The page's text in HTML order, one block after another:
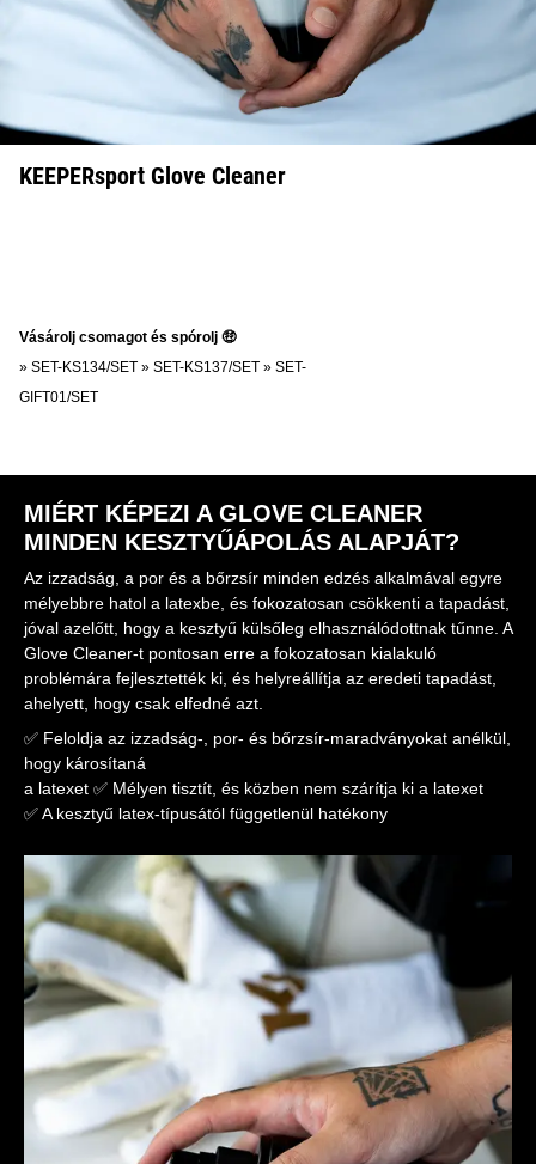
KEEPERsport Glove Cleaner
Vásárolj csomagot és spórolj 🤑
» SET-KS134/SET » SET-KS137/SET » SET-
GIFT01/SET
MIÉRT KÉPEZI A GLOVE CLEANER
MINDEN KESZTYŰÁPOLÁS ALAPJÁT?
Az izzadság, a por és a bőrzsír minden edzés alkalmával egyre
mélyebbre hatol a latexbe, és fokozatosan csökkenti a tapadást,
jóval azelőtt, hogy a kesztyű külsőleg elhasználódottnak tűnne. A
Glove Cleaner-t pontosan erre a fokozatosan kialakuló
problémára fejlesztették ki, és helyreállítja az eredeti tapadást,
ahelyett, hogy csak elfedné azt.
✅ Feloldja az izzadság-, por- és bőrzsír-maradványokat anélkül,
hogy károsítaná
a latexet ✅ Mélyen tisztít, és közben nem szárítja ki a latexet
✅ A kesztyű latex-típusától függetlenül hatékony